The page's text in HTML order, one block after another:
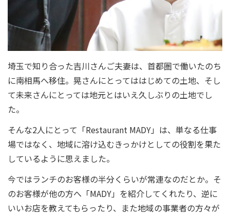
埼玉で知り合った吉川さんご夫妻は、首都圏で働いたのち
に南相馬へ移住。晃さんにとってははじめての土地、そし
て未来さんにとっては地元とはいえ久しぶりの土地でし
た。
そんな2人にとって「Restaurant MADY」は、単なる仕事
場ではなく、地域に溶け込むきっかけとしての役割を果た
しているように思えました。
今ではランチのお客様の半分くらいが常連なのだとか。そ
のお客様が他の方へ「MADY」を紹介してくれたり、逆に
いいお店を教えてもらったり、また地域の事業者の方々が